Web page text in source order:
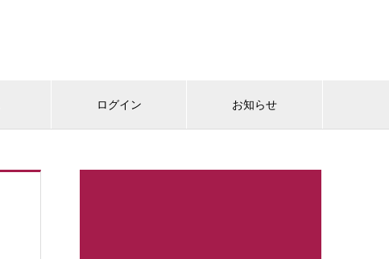
ログイン お知らせ